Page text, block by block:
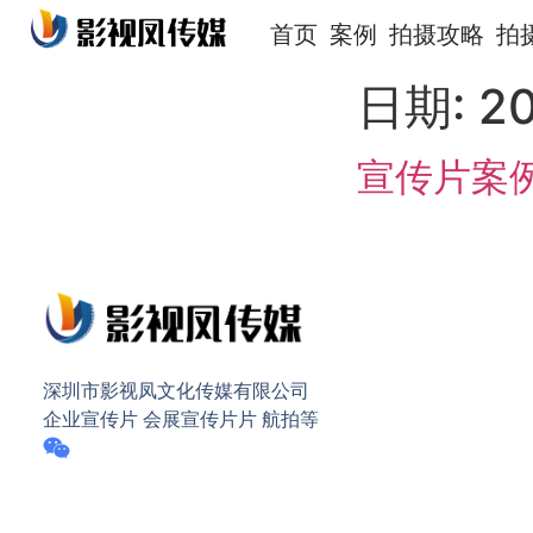
首页 案例 拍摄攻略 拍
日期:
宣传片案
深圳市影视凤文化传媒有限公司
企业宣传片 会展宣传片片 航拍等